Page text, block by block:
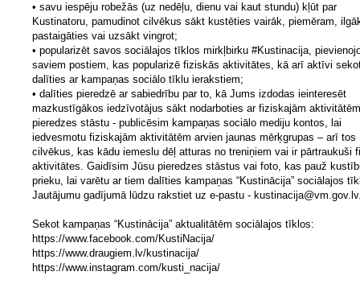
• savu iespēju robežās (uz nedēļu, dienu vai kaut stundu) kļūt par
Kustinatoru, pamudinot cilvēkus sākt kustēties vairāk, piemēram,
pastaigāties vai uzsākt vingrot;
• popularizēt savos sociālajos tīklos mirkļbirku #Kustinacija,
saviem postiem, kas popularizē fiziskās aktivitātes, kā arī aktīvi
dalīties ar kampaņas sociālo tīklu ierakstiem;
• dalīties pieredzē ar sabiedrību par to, kā Jums izdodas ieinteresēt
mazkustīgākos iedzīvotājus sākt nodarboties ar fiziskajām
pieredzes stāstu - publicēsim kampaņas sociālo mediju kontos, lai
iedvesmotu fiziskajām aktivitātēm arvien jaunas mērķgrupas – arī tos
cilvēkus, kas kādu iemeslu dēļ atturas no treniņiem vai ir pārtraukuši
aktivitātes. Gaidīsim Jūsu pieredzes stāstus vai foto, kas pauž
prieku, lai varētu ar tiem dalīties kampaņas “Kustinācija” sociālajos
Jautājumu gadījumā lūdzu rakstiet uz e-pastu - kustinacija@vm.gov.lv
Sekot kampaņas “Kustinācija” aktualitātēm sociālajos tīklos:
https://www.facebook.com/KustiNacija/
https://www.draugiem.lv/kustinacija/
https://www.instagram.com/kusti_nacija/